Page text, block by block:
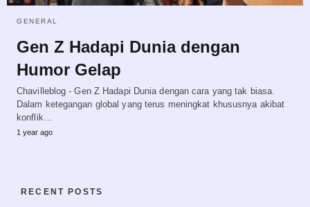
GENERAL
Gen Z Hadapi Dunia dengan
Humor Gelap
Chavilleblog - Gen Z Hadapi Dunia dengan cara yang tak biasa.
Dalam ketegangan global yang terus meningkat khususnya akibat
konflik…
1 year ago
RECENT POSTS